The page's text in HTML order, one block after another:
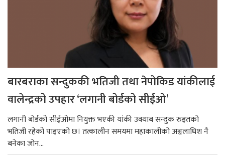
बारबराका सन्दुककी भतिजी तथा नेपोकिड यांकीलाई
वालेन्द्रको उपहार ‘लगानी बोर्डको सीईओ’
लगानी बोर्डको सीईओमा नियुक्त भएकी यांकी उक्याब सन्दुक रुइतको
भतिजी रहेको पाइएको छ। तत्कालीन समयमा महाकालीको अञ्चलाधिश नै
बनेका जोन...